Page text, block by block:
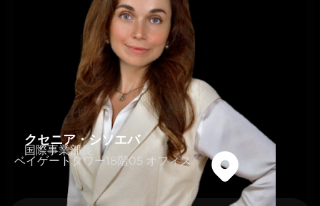
クセニア・シソエバ
国際事業部長
ベイゲートタワー18階05 オフィス